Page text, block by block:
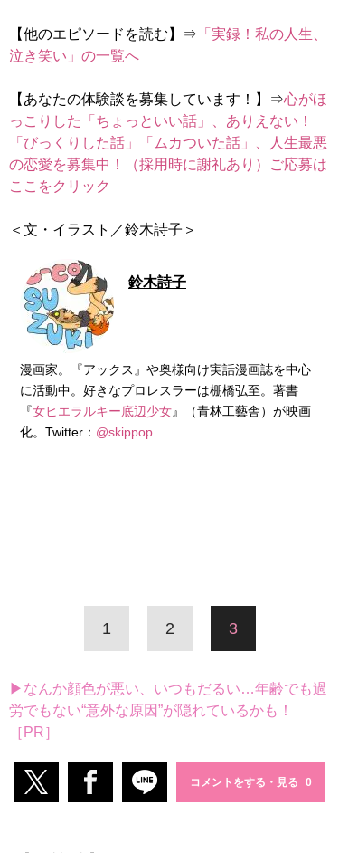
【他のエピソードを読む】⇒ 「実録！私の人生、
泣き笑い」の一覧へ
【あなたの体験談を募集しています！】⇒心がほ
っこりした「ちょっといい話」、ありえない！
「びっくりした話」「ムカついた話」、人生最悪
の恋愛を募集中！（採用時に謝礼あり）ご応募は
ここをクリック
＜文・イラスト／鈴木詩子＞
鈴木詩子
漫画家。『アックス』や奥様向け実話漫画誌を中心
に活動中。好きなプロレスラーは棚橋弘至。著書
『女ヒエラルキー底辺少女』（青林工藝舎）が映画
化。Twitter： @skippop
1 2 3
▶なんか顔色が悪い、いつもだるい…年齢でも過
労でもない“意外な原因”が隠れているかも！
［PR］
コメントをする・見る